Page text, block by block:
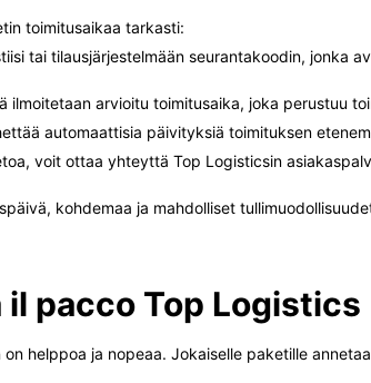
toimitusaikaa tarkasti:
tai tilausjärjestelmään seurantakoodin, jonka
ilmoitetaan arvioitu toimitusaika, joka perustuu
automaattisia päivityksiä toimituksen
voit ottaa yhteyttä Top Logisticsin
kohdemaa ja mahdolliset
pacco Top Logistics
helppoa ja nopeaa. Jokaiselle paketille